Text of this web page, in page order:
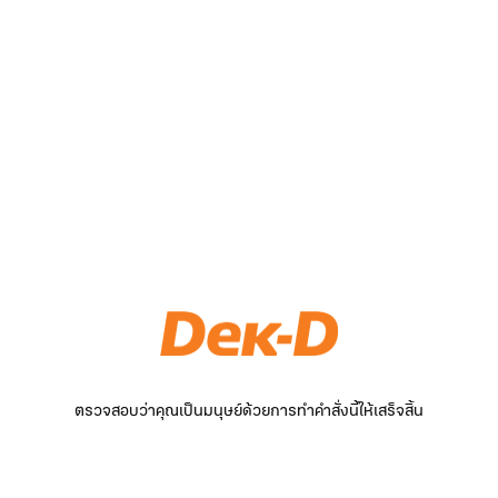
ตรวจสอบว่าคุณเป็นมนุษย์ด้วยการทำคำสั่งนี้ให้เสร็จสิ้น